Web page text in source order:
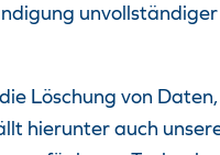
Löschung von
hierunter auch